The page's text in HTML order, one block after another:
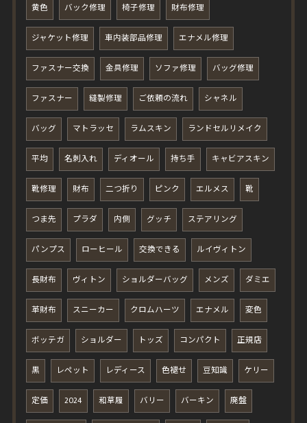
黄色 バック修理 椅子修理 財布修理
ジャケット修理 車内装部品修理 エナメル修理
ファスナー交換 金具修理 ソファ修理 バッグ修理
ファスナー 縫製修理 ご依頼の流れ シャネル
バッグ マトラッセ ラムスキン ランドセルリメイク
平均 名刺入れ ディオール 持ち手 キャビアスキン
靴修理 財布 二つ折り ピンク エルメス 靴
つま先 プラダ 内側 グッチ ステアリング
パンプス ローヒール 交換できる ルイヴィトン
長財布 ヴィトン ショルダーバッグ メンズ ダミエ
革財布 スニーカー クロムハーツ エナメル 変色
ボッテガ ショルダー トッズ コンパクト 正規店
黒 レペット レディース 色褪せ 豆知識 ケリー
定価 2024 和草履 バリー バーキン 廃盤